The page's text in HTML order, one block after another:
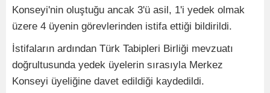
Konseyi'nin oluştuğu ancak 3'ü asil, 1'i yedek olmak
üzere 4 üyenin görevlerinden istifa ettiği bildirildi.
İstifaların ardından Türk Tabipleri Birliği mevzuatı
doğrultusunda yedek üyelerin sırasıyla Merkez
Konseyi üyeliğine davet edildiği kaydedildi.